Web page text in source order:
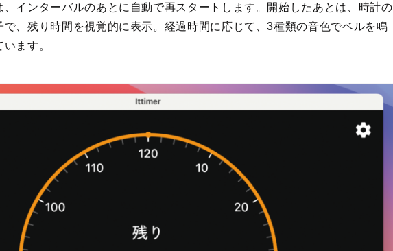
、インターバルのあとに自動で再スタートします。開始したあとは、時計の
で、残り時間を視覚的に表示。経過時間に応じて、3種類の音色でベルを鳴
ます。